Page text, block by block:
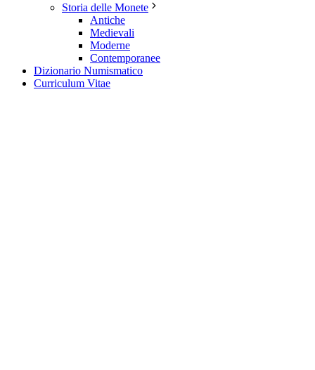
Storia delle Monete
Antiche
Medievali
Moderne
Contemporanee
Dizionario Numismatico
Curriculum Vitae